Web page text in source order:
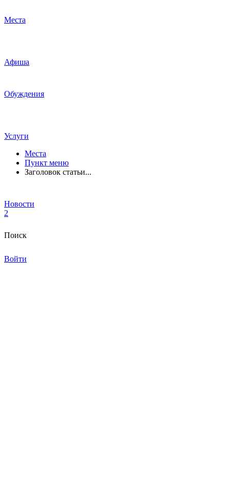
Места
Афиша
Обуждения
Услуги
Места
Пункт меню
Заголовок статьи...
Новости
2
Поиск
Войти